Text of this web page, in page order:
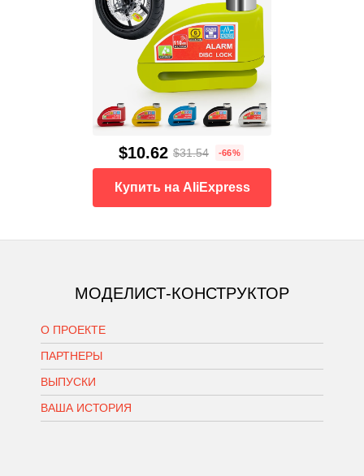
$10.62 $31.54 -66%
Купить на AliExpress
МОДЕЛИСТ-КОНСТРУКТОР
О ПРОЕКТЕ
ПАРТНЕРЫ
ВЫПУСКИ
ВАША ИСТОРИЯ